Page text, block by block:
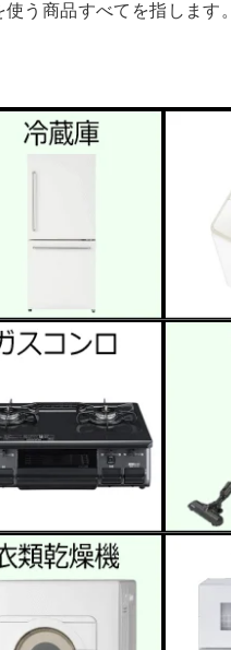
う商品すべてを指します。